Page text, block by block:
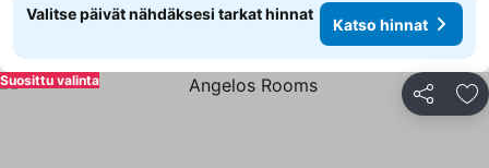
Valitse päivät nähdäksesi tarkat hinnat
Katso hinnat
Jaa
Suosittu valinta